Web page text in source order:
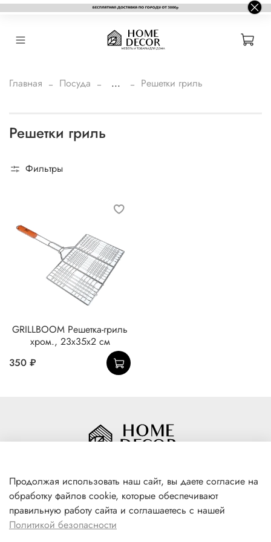
Главная Посуда ... Решетки гриль
Решетки гриль
Фильтры
GRILLBOOM Решетка-гриль
хром., 23х35х2 см
350 ₽
+7(996) 316 00 81
г. Якутск, ул. Лермонтова 102
Продолжая использовать наш сайт, вы даете согласие на
обработку файлов cookie, которые обеспечивают
правильную работу сайта и соглашаетесь с нашей
Политикой безопасности